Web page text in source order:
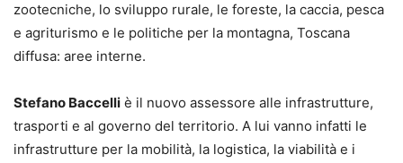
zootecniche, lo sviluppo rurale, le foreste, la caccia, pesca
e agriturismo e le politiche per la montagna, Toscana
diffusa: aree interne.
Stefano Baccelli è il nuovo assessore alle infrastrutture,
trasporti e al governo del territorio. A lui vanno infatti le
infrastrutture per la mobilità, la logistica, la viabilità e i